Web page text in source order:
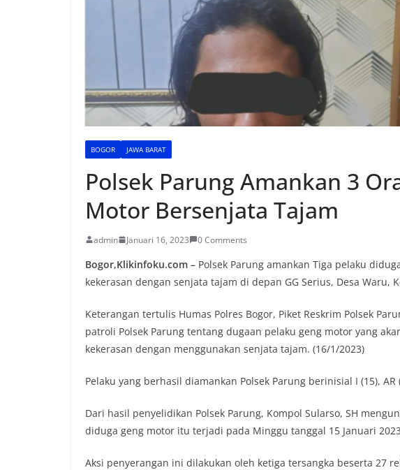
BOGOR JAWA BARAT
Polsek Parung Amankan 3
Motor Bersenjata Tajam
admin Januari 16, 2023 0 Comments
Bogor,Klikinfoku.com – Polsek Parung amankan Tiga pelaku
kekerasan dengan senjata tajam di depan GG Serius, Desa Waru,
Keterangan tertulis Humas Polres Bogor, Piket Reskrim Polsek
patroli Polsek Parung tentang dugaan pelaku geng motor yang
kekerasan dengan menggunakan senjata tajam. (16/1/2023)
Pelaku yang berhasil diamankan Polsek Parung berinisial I (15), AR
Dari hasil penyelidikan Polsek Parung, Kompol Sularso, SH
diduga geng motor itu terjadi pada Minggu tanggal 15 Januari
Aksi penyerangan ini dilakukan oleh ketiga tersangka beserta 27